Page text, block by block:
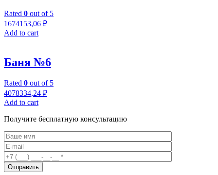
Rated 0 out of 5
1674153,06 ₽
Add to cart
Баня №6
Rated 0 out of 5
4078334,24 ₽
Add to cart
Получите бесплатную консультацию